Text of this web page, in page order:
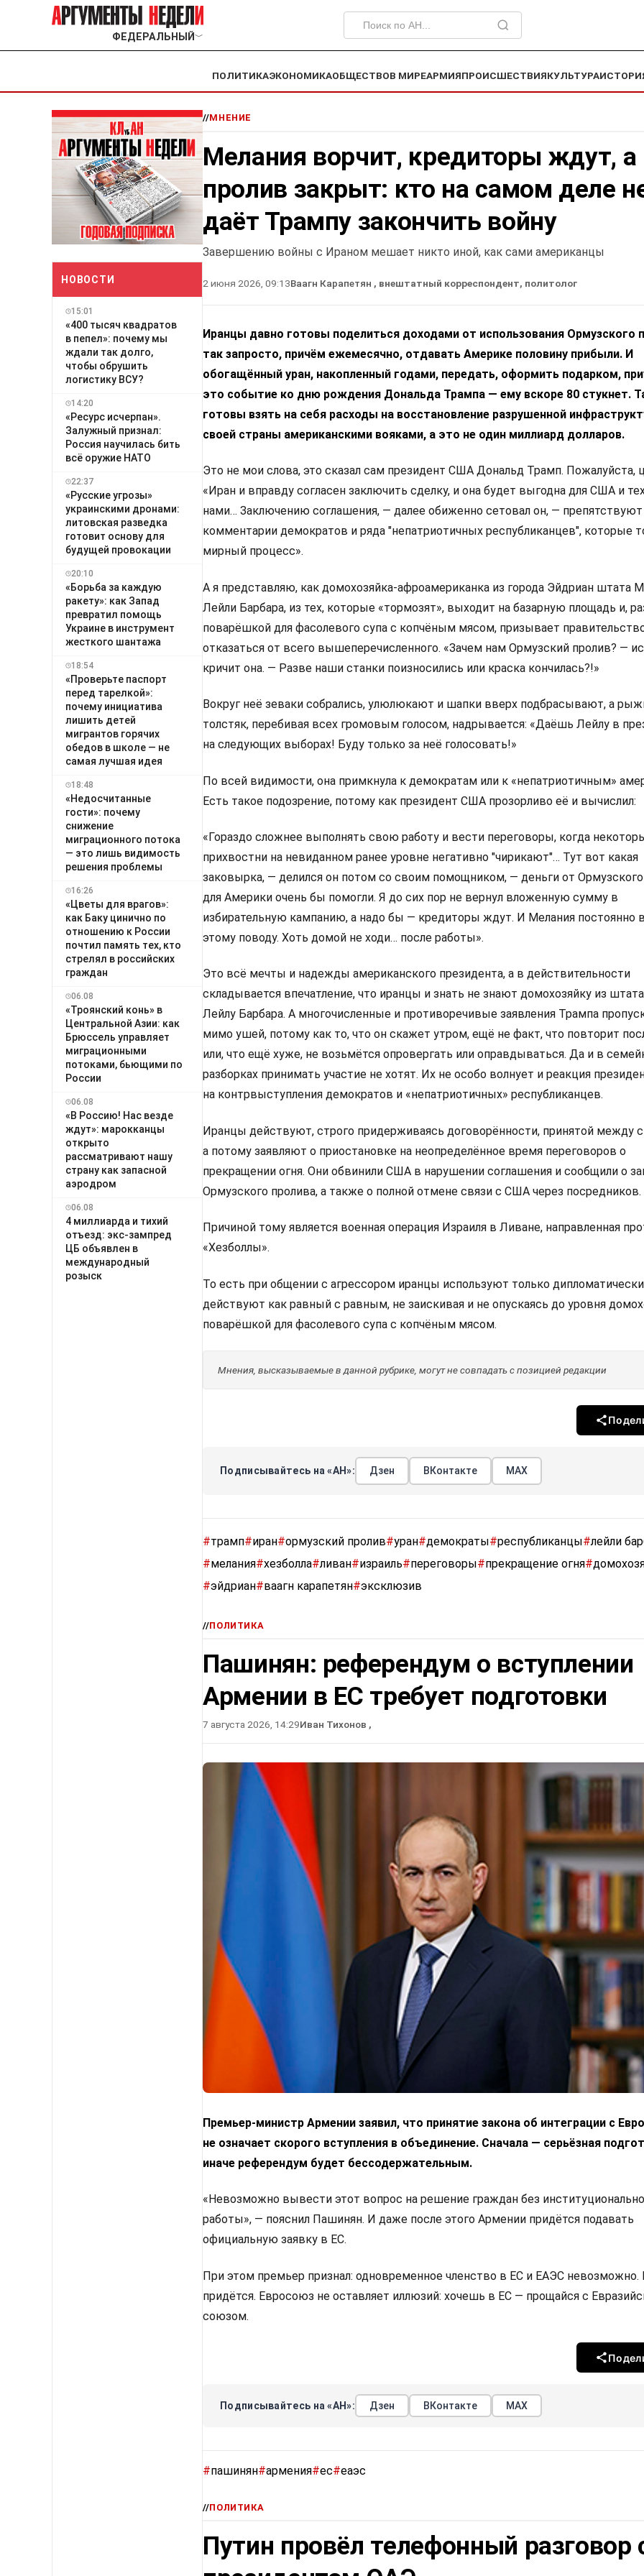
ФЕДЕРАЛЬНЫЙ ﹀
ПОЛИТИКАЭКОНОМИКАОБЩЕСТВОВ МИРЕАРМИЯПРОИСШЕСТВИЯКУЛЬТУРА
НОВОСТИ
15:01
«400 тысяч квадратов
в пепел»: почему мы
ждали так долго,
чтобы обрушить
логистику ВСУ?
14:20
«Ресурс исчерпан».
Залужный признал:
Россия научилась бить
всё оружие НАТО
22:37
«Русские угрозы»
украинскими дронами:
литовская разведка
готовит основу для
будущей провокации
20:10
«Борьба за каждую
ракету»: как Запад
превратил помощь
Украине в инструмент
жесткого шантажа
18:54
«Проверьте паспорт
перед тарелкой»:
почему инициатива
лишить детей
мигрантов горячих
обедов в школе — не
самая лучшая идея
18:48
«Недосчитанные
гости»: почему
снижение
миграционного потока
— это лишь видимость
решения проблемы
16:26
«Цветы для врагов»:
как Баку цинично по
отношению к России
почтил память тех, кто
стрелял в российских
граждан
06.08
«Троянский конь» в
Центральной Азии: как
Брюссель управляет
миграционными
потоками, бьющими по
России
06.08
«В Россию! Нас везде
ждут»: марокканцы
открыто
рассматривают нашу
страну как запасной
аэродром
06.08
4 миллиарда и тихий
отъезд: экс-зампред
ЦБ объявлен в
международный
розыск
//МНЕНИЕ
Мелания ворчит, кредиторы ждут, а
пролив закрыт: кто на самом деле
даёт Трампу закончить войну
Завершению войны с Ираном мешает никто иной, как сами американцы
2 июня 2026, 09:13Ваагн Карапетян , внештатный корреспондент, политолог
Иранцы давно готовы поделиться доходами от использования Ормузского
так запросто, причём ежемесячно, отдавать Америке половину прибыли. И
обогащённый уран, накопленный годами, передать, оформить подарком,
это событие ко дню рождения Дональда Трампа — ему вскоре 80 стукнет.
готовы взять на себя расходы на восстановление разрушенной
своей страны американскими вояками, а это не один миллиард долларов.
Это не мои слова, это сказал сам президент США Дональд Трамп. Пожалуйста,
«Иран и вправду согласен заключить сделку, и она будет выгодна для США и
нами… Заключению соглашения, — далее обиженно сетовал он, — препятствуют
комментарии демократов и ряда "непатриотичных республиканцев", которые
мирный процесс».
А я представляю, как домохозяйка-афроамериканка из города Эйдриан штата
Лейли Барбара, из тех, которые «тормозят», выходит на базарную площадь и,
поварёшкой для фасолевого супа с копчёным мясом, призывает
отказаться от всего вышеперечисленного. «Зачем нам Ормузский пролив? —
кричит она. — Разве наши станки поизносились или краска кончилась?!»
Вокруг неё зеваки собрались, улюлюкают и шапки вверх подбрасывают, а
толстяк, перебивая всех громовым голосом, надрывается: «Даёшь Лейлу в
на следующих выборах! Буду только за неё голосовать!»
По всей видимости, она примкнула к демократам или к «непатриотичным»
Есть такое подозрение, потому как президент США прозорливо её и вычислил:
«Гораздо сложнее выполнять свою работу и вести переговоры, когда
прихвостни на невиданном ранее уровне негативно "чирикают"… Тут вот какая
заковырка, — делился он потом со своим помощником, — деньги от
для Америки очень бы помогли. Я до сих пор не вернул вложенную сумму в
избирательную кампанию, а надо бы — кредиторы ждут. И Мелания постоянно
этому поводу. Хоть домой не ходи… после работы».
Это всё мечты и надежды американского президента, а в действительности
складывается впечатление, что иранцы и знать не знают домохозяйку из
Лейлу Барбара. А многочисленные и противоречивые заявления Трампа
мимо ушей, потому как то, что он скажет утром, ещё не факт, что повторит
или, что ещё хуже, не возьмётся опровергать или оправдываться. Да и в
разборках принимать участие не хотят. Их не особо волнует и реакция
на контрвыступления демократов и «непатриотичных» республиканцев.
Иранцы действуют, строго придерживаясь договорённости, принятой между
а потому заявляют о приостановке на неопределённое время переговоров о
прекращении огня. Они обвинили США в нарушении соглашения и сообщили о
Ормузского пролива, а также о полной отмене связи с США через посредников.
Причиной тому является военная операция Израиля в Ливане, направленная
«Хезболлы».
То есть при общении с агрессором иранцы используют только
действуют как равный с равным, не заискивая и не опускаясь до уровня
поварёшкой для фасолевого супа с копчёным мясом.
Мнения, высказываемые в данной рубрике, могут не совпадать с позицией редакции
Подписывайтесь на «АН»: Дзен ВКонтакте МАХ
#трамп#иран#ормузский пролив#уран#демократы#республиканцы#лейли
#мелания#хезболла#ливан#израиль#переговоры#прекращение огня#
#эйдриан#ваагн карапетян#эксклюзив
//ПОЛИТИКА
Пашинян: референдум о вступлении
Армении в ЕС требует подготовки
7 августа 2026, 14:29Иван Тихонов ,
Премьер-министр Армении заявил, что принятие закона об интеграции с
не означает скорого вступления в объединение. Сначала — серьёзная
иначе референдум будет бессодержательным.
«Невозможно вывести этот вопрос на решение граждан без
работы», — пояснил Пашинян. И даже после этого Армении придётся подавать
официальную заявку в ЕС.
При этом премьер признал: одновременное членство в ЕС и ЕАЭС невозможно.
придётся. Евросоюз не оставляет иллюзий: хочешь в ЕС — прощайся с
союзом.
Подписывайтесь на «АН»: Дзен ВКонтакте МАХ
#пашинян#армения#ес#еаэс
//ПОЛИТИКА
Путин провёл телефонный разговор